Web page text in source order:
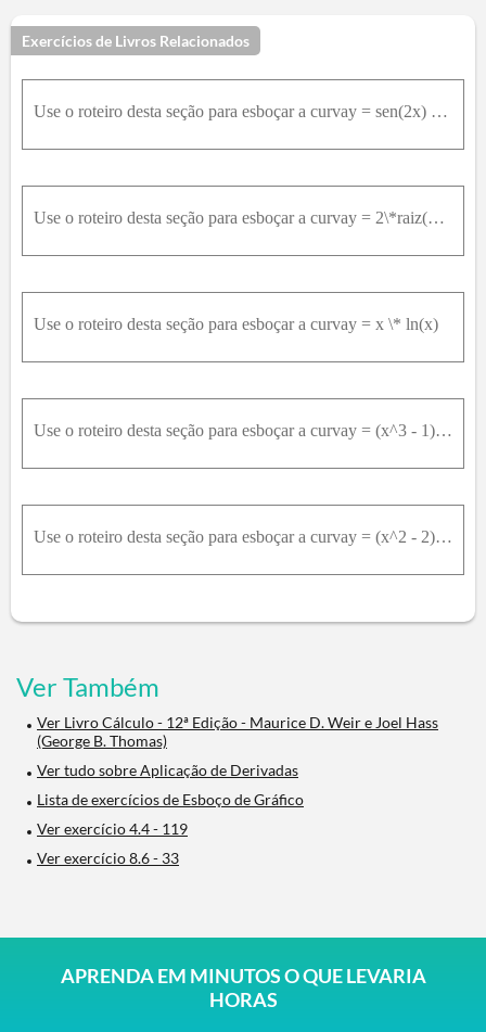
Exercícios de Livros Relacionados
Use o roteiro desta seção para esboçar a curvay = sen(2x) - 2sen(x)
Use o roteiro desta seção para esboçar a curvay = 2\*raiz(x) - x
Use o roteiro desta seção para esboçar a curvay = x \* ln(x)
Use o roteiro desta seção para esboçar a curvay = (x^3 - 1) / (x^3 + 1)
Use o roteiro desta seção para esboçar a curvay = (x^2 - 2) / x^4
Ver Também
Ver Livro Cálculo - 12ª Edição - Maurice D. Weir e Joel Hass
(George B. Thomas)
Ver tudo sobre Aplicação de Derivadas
Lista de exercícios de Esboço de Gráfico
Ver exercício 4.4 - 119
Ver exercício 8.6 - 33
APRENDA EM MINUTOS O QUE LEVARIA
HORAS